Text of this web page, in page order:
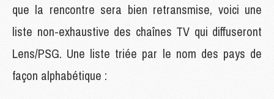
que la rencontre sera bien retransmise, voici une
liste non-exhaustive des chaînes TV qui diffuseront
Lens/PSG. Une liste triée par le nom des pays de
façon alphabétique :